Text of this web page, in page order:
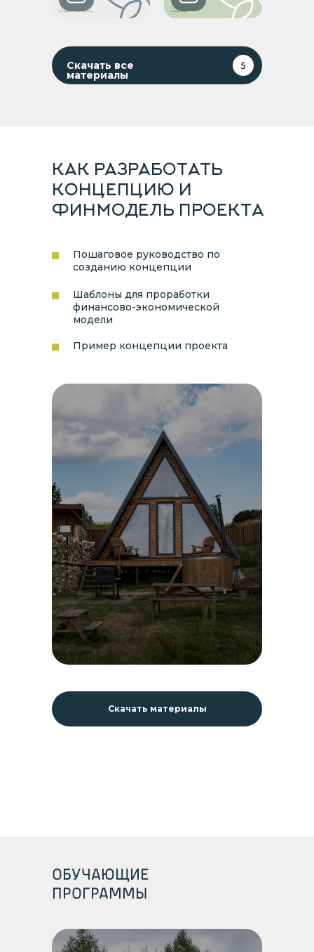
5
Скачать все
материалы
КАК РАЗРАБОТАТЬ
КОНЦЕПЦИЮ И
ФИНМОДЕЛЬ ПРОЕКТА
Скачать материалы
Пример концепции проекта
Шаблоны для проработки
финансово-экономической
модели
Пошаговое руководство по
созданию концепции
ОБУЧАЮЩИЕ
ПРОГРАММЫ